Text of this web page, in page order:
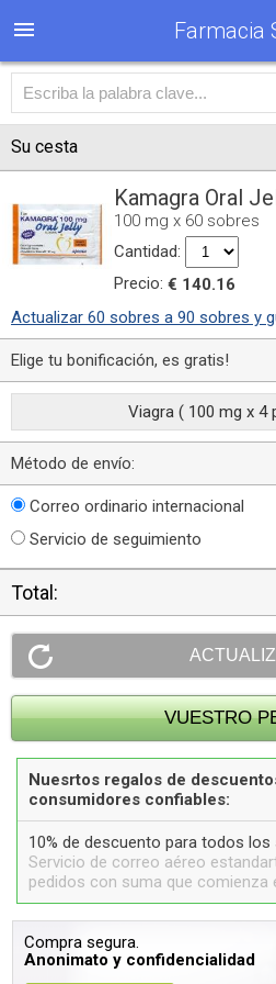
Farmacia
Su cesta
Kamagra Oral
100 mg x 60 sobres
Cantidad:
Precio: € 140.16
Actualizar 60 sobres a 90 sobres y
Elige tu bonificación, es gratis!
Viagra ( 100 mg x 4
Método de envío:
Correo ordinario internacional
Servicio de seguimiento
Total:
Nuesrtos regalos de
consumidores confiables:
10% de descuento para todos
Servicio de correo aéreo
pedidos con suma que comienza
Compra segura.
Anonimato y confidencialidad